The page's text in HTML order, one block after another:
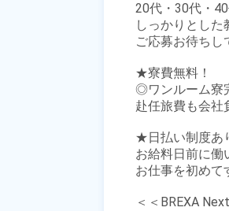
20代・30代・
しっかりとした
ご応募お待ちし
★寮費無料！
◎ワンルーム寮
赴任旅費も会社
★日払い制度あ
お給料日前に働
お仕事を初め
＜＜BREXA